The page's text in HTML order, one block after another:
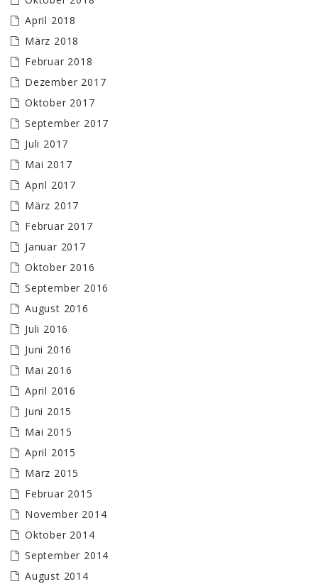
April 2018
März 2018
Februar 2018
Dezember 2017
Oktober 2017
September 2017
Juli 2017
Mai 2017
April 2017
März 2017
Februar 2017
Januar 2017
Oktober 2016
September 2016
August 2016
Juli 2016
Juni 2016
Mai 2016
April 2016
Juni 2015
Mai 2015
April 2015
März 2015
Februar 2015
November 2014
Oktober 2014
September 2014
August 2014